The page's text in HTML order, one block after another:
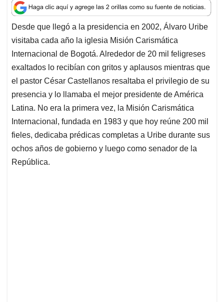
a
t
s
A
p
p
c
e
b
o
o
k
n
k
e
d
I
n
a
i
l
r
e
a
d
s
Desde que llegó a la presidencia en 2002, Álvaro Uribe
visitaba cada año la iglesia Misión Carismática
Internacional de Bogotá. Alrededor de 20 mil feligreses
exaltados lo recibían con gritos y aplausos mientras que
el pastor César Castellanos resaltaba el privilegio de su
presencia y lo llamaba el mejor presidente de América
Latina. No era la primera vez, la Misión Carismática
Internacional, fundada en 1983 y que hoy reúne 200 mil
fieles, dedicaba prédicas completas a Uribe durante sus
ochos años de gobierno y luego como senador de la
República.